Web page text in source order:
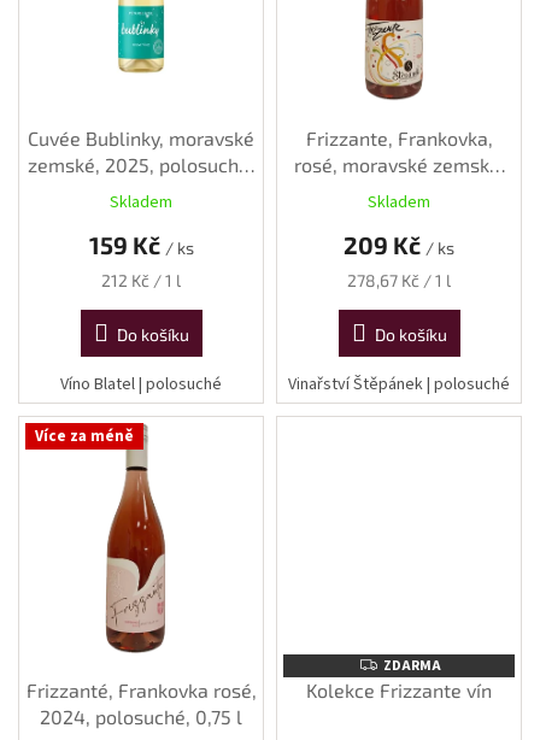
Cuvée Bublinky, moravské
zemské, 2025, polosuché,
0,75 l
Skladem
159 Kč / ks
Měrná
212 Kč / 1 l
Do košíku
Víno Blatel | polosuché
Frizzante, Frankovka,
rosé, moravské zemské,
2025, polosuché, 0,75 l
Skladem
209 Kč / ks
Měrná
278,67 Kč / 1 l
Do košíku
Vinařství Štěpánek | polosuché
Více za méně
Frizzanté, Frankovka rosé,
2024, polosuché, 0,75 l
ZDARMA
ZDARMA
Kolekce Frizzante vín